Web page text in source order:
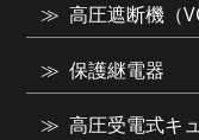
高圧遮断機（
保護継電器
高圧受電式キ